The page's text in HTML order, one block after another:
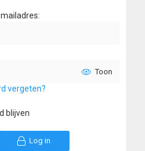
Toon
vergeten?
blijven
Log in